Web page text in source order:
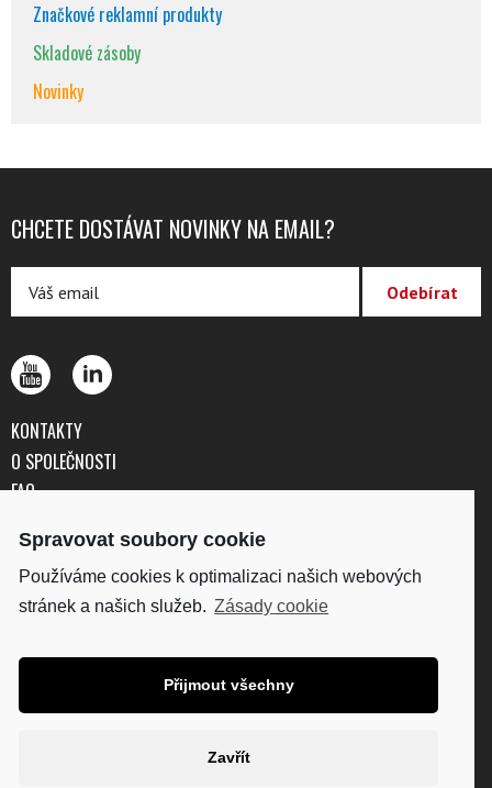
Značkové reklamní produkty
Skladové zásoby
Novinky
CHCETE DOSTÁVAT NOVINKY NA EMAIL?
KONTAKTY
O SPOLEČNOSTI
FAQ
OCHRANA OSOBNÍCH ÚDAJŮ
DISKUS, spol. s r.o.
DIČ: CZ41195183
Fakturační adresa:
Spravovat soubory cookie
Používáme cookies k optimalizaci našich webových
stránek a našich služeb. Zásady cookie
Přijmout všechny
Zavřít